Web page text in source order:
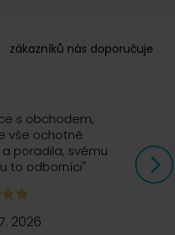
zákazníků nás doporučuje
s obchodem,
vše ochotně
poradila, svému
to odborníci"
2026